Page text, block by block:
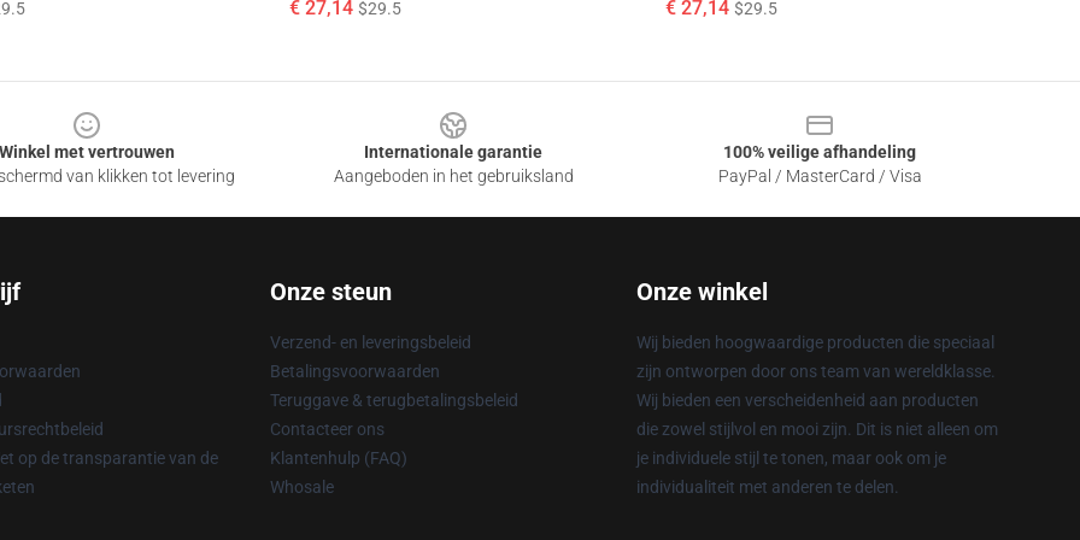
€ 27,14 $29.5 € 27,14 $29.5
Winkel met vertrouwen
van klikken tot levering
Internationale garantie
Aangeboden in het gebruiksland
100% veilige afhandeling
PayPal / MasterCard / Visa
op de transparantie van de
Onze steun
Verzend- en leveringsbeleid
Betalingsvoorwaarden
Teruggave & terugbetalingsbeleid
Contacteer ons
Klantenhulp (FAQ)
Whosale
Onze winkel
Wij bieden hoogwaardige producten die speciaal
zijn ontworpen door ons team van wereldklasse.
Wij bieden een verscheidenheid aan producten
die zowel stijlvol en mooi zijn. Dit is niet alleen om
je individuele stijl te tonen, maar ook om je
individualiteit met anderen te delen.